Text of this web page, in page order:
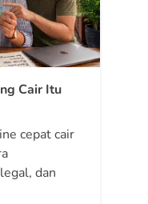
Cair Itu
cepat cair
dan